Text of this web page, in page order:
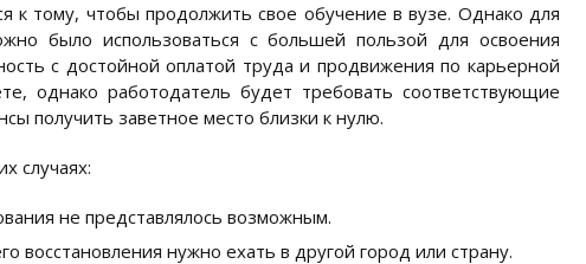
к тому, чтобы продолжить свое обучение в вузе. Однако для
было использоваться с большей пользой для освоения
с достойной оплатой труда и продвижения по карьерной
однако работодатель будет требовать соответствующие
получить заветное место близки к нулю.
случаях:
не представлялось возможным.
восстановления нужно ехать в другой город или страну.